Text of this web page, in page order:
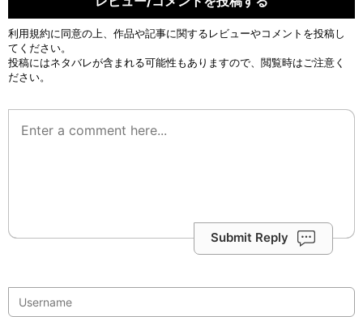
利用規約に同意の上、作品や記事に関するレビューやコメントを投稿し
てください。
投稿にはネタバレが含まれる可能性もありますので、閲覧時はご注意く
ださい。
Submit Reply